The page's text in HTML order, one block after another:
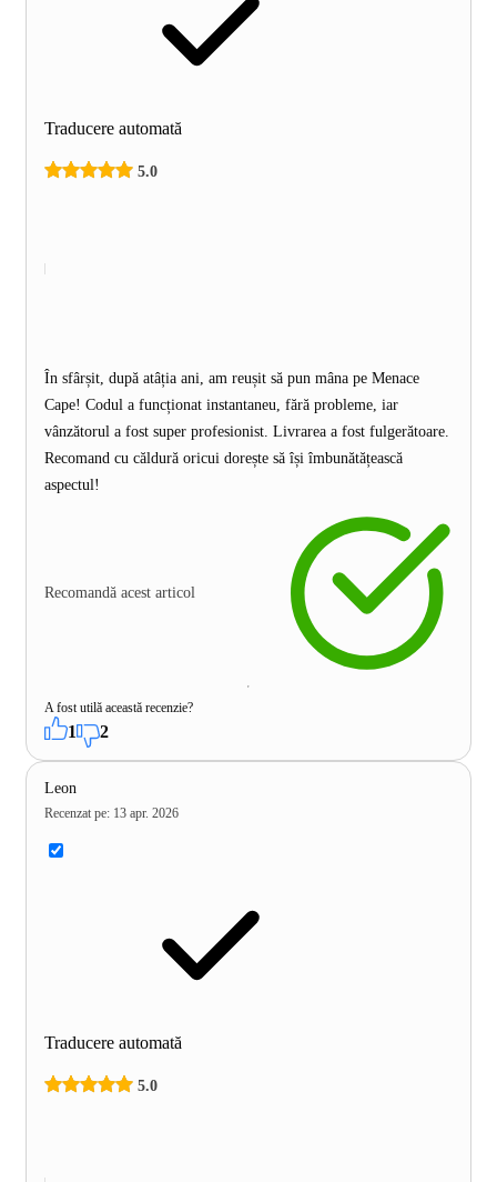
Traducere automată
5.0
În sfârșit, după atâția ani, am reușit să pun mâna pe Menace
Cape! Codul a funcționat instantaneu, fără probleme, iar
vânzătorul a fost super profesionist. Livrarea a fost fulgerătoare.
Recomand cu căldură oricui dorește să își îmbunătățească
aspectul!
Recomandă acest articol
A fost utilă această recenzie?
1 2
Leon
Recenzat pe: 13 apr. 2026
Traducere automată
5.0